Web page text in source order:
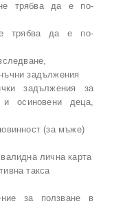
трябва да е по-
трябва да е по-
задължения
задължения за
осиновени деца,
(за мъже)
лична карта
такса
за ползване в